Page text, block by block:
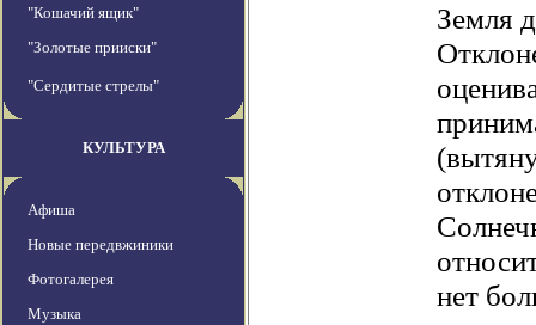
"Кошачий ящик"
"Золотые прииски"
"Сердитые стрелы"
КУЛЬТУРА
Афиша
Новые передвжиники
Фотогалерея
Музыка
Земля
нет